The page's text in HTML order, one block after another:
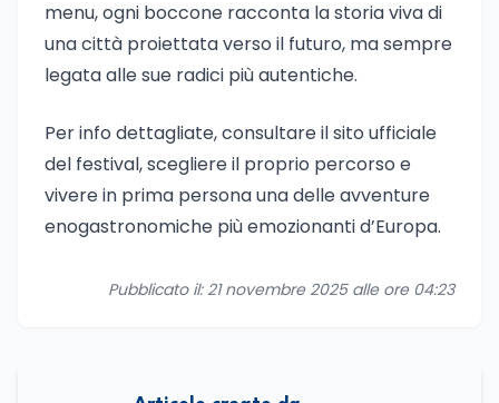
menu, ogni boccone racconta la storia viva di
una città proiettata verso il futuro, ma sempre
legata alle sue radici più autentiche.
Per info dettagliate, consultare il sito ufficiale
del festival, scegliere il proprio percorso e
vivere in prima persona una delle avventure
enogastronomiche più emozionanti d’Europa.
Pubblicato il: 21 novembre 2025 alle ore 04:23